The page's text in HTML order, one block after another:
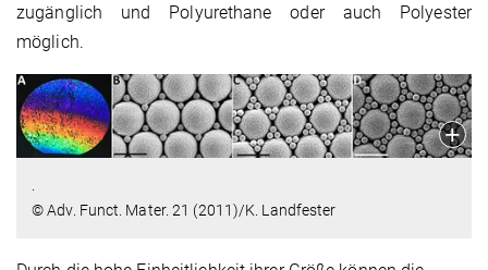
zugänglich und Polyurethane oder auch Polyester
möglich.
.
© Adv. Funct. Mater. 21 (2011)/K. Landfester